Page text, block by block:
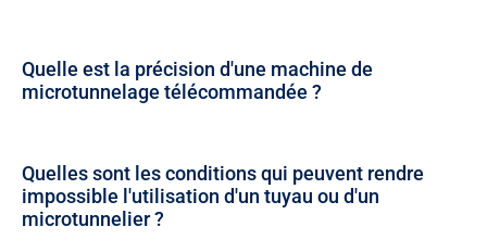
Quelle est la précision d'une machine de
microtunnelage télécommandée ?
Quelles sont les conditions qui peuvent rendre
impossible l'utilisation d'un tuyau ou d'un
microtunnelier ?